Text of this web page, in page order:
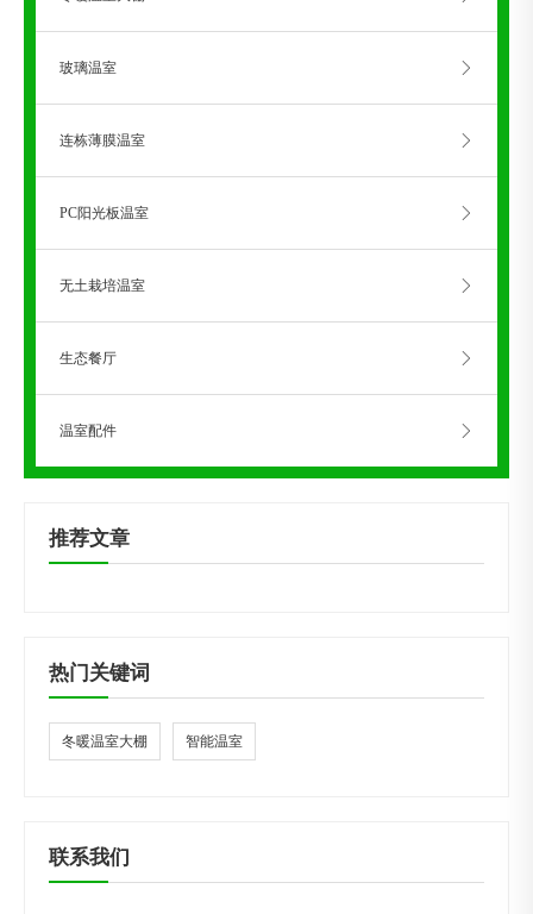
玻璃温室
连栋薄膜温室
PC阳光板温室
无土栽培温室
生态餐厅
温室配件
推荐文章
热门关键词
冬暖温室大棚 智能温室
联系我们